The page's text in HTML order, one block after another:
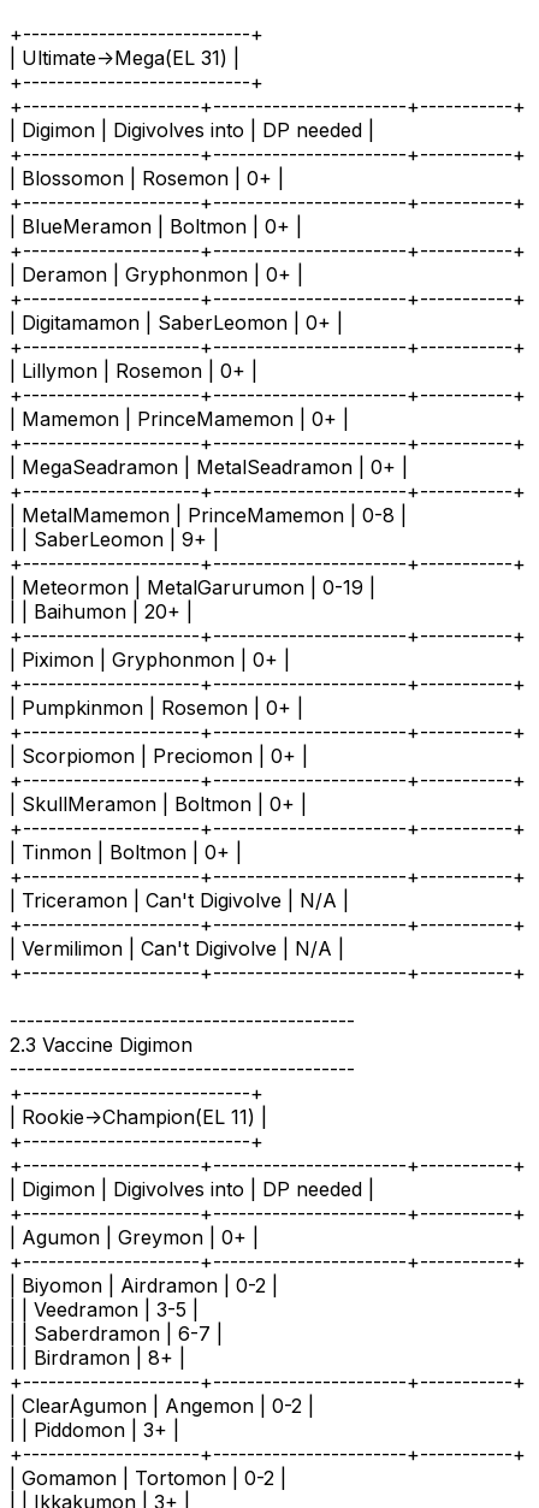
+---------------------------+
| Ultimate->Mega(EL 31) |
+---------------------------+
+---------------------+-----------------------+-----------+
| Digimon | Digivolves into | DP needed |
+---------------------+-----------------------+-----------+
| Blossomon | Rosemon | 0+ |
+---------------------+-----------------------+-----------+
| BlueMeramon | Boltmon | 0+ |
+---------------------+-----------------------+-----------+
| Deramon | Gryphonmon | 0+ |
+---------------------+-----------------------+-----------+
| Digitamamon | SaberLeomon | 0+ |
+---------------------+-----------------------+-----------+
| Lillymon | Rosemon | 0+ |
+---------------------+-----------------------+-----------+
| Mamemon | PrinceMamemon | 0+ |
+---------------------+-----------------------+-----------+
| MegaSeadramon | MetalSeadramon | 0+ |
+---------------------+-----------------------+-----------+
| MetalMamemon | PrinceMamemon | 0-8 |
| | SaberLeomon | 9+ |
+---------------------+-----------------------+-----------+
| Meteormon | MetalGarurumon | 0-19 |
| | Baihumon | 20+ |
+---------------------+-----------------------+-----------+
| Piximon | Gryphonmon | 0+ |
+---------------------+-----------------------+-----------+
| Pumpkinmon | Rosemon | 0+ |
+---------------------+-----------------------+-----------+
| Scorpiomon | Preciomon | 0+ |
+---------------------+-----------------------+-----------+
| SkullMeramon | Boltmon | 0+ |
+---------------------+-----------------------+-----------+
| Tinmon | Boltmon | 0+ |
+---------------------+-----------------------+-----------+
| Triceramon | Can't Digivolve | N/A |
+---------------------+-----------------------+-----------+
| Vermilimon | Can't Digivolve | N/A |
+---------------------+-----------------------+-----------+
-----------------------------------------
2.3 Vaccine Digimon
-----------------------------------------
+---------------------------+
| Rookie->Champion(EL 11) |
+---------------------------+
+---------------------+-----------------------+-----------+
| Digimon | Digivolves into | DP needed |
+---------------------+-----------------------+-----------+
| Agumon | Greymon | 0+ |
+---------------------+-----------------------+-----------+
| Biyomon | Airdramon | 0-2 |
| | Veedramon | 3-5 |
| | Saberdramon | 6-7 |
| | Birdramon | 8+ |
+---------------------+-----------------------+-----------+
| ClearAgumon | Angemon | 0-2 |
| | Piddomon | 3+ |
+---------------------+-----------------------+-----------+
| Gomamon | Tortomon | 0-2 |
| | Ikkakumon | 3+ |